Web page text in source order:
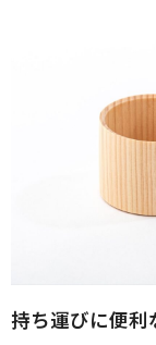
持ち運びに便利